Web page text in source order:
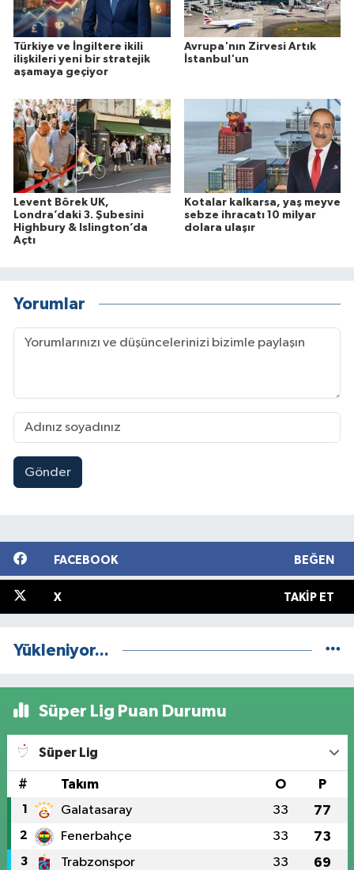
Türkiye ve İngiltere ikili
ilişkileri yeni bir stratejik
aşamaya geçiyor
Avrupa'nın Zirvesi Artık
İstanbul'un
Levent Börek UK,
Londra’daki 3. Şubesini
Highbury & Islington’da
Açtı
Kotalar kalkarsa, yaş meyve
sebze ihracatı 10 milyar
dolara ulaşır
Yorumlar
Gönder
FACEBOOK BEĞEN
X TAKIP ET
Yükleniyor...
Süper Lig Puan Durumu
Süper Lig
# Takım O P
1 Galatasaray 33 77
2 Fenerbahçe 33 73
3 Trabzonspor 33 69